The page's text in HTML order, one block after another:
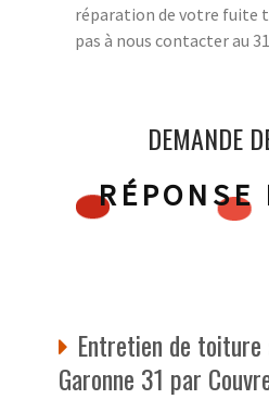
réparation de votre fuite
pas à nous contacter au
DEMANDE
RÉPONSE
Entretien de toiture
Garonne 31 par